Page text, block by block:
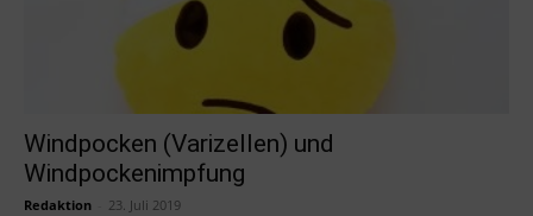
Windpocken (Varizellen) und
Windpockenimpfung
Redaktion 23. Juli 2019